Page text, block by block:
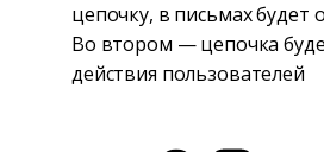
цепочку, в письмах
Во втором — цепочка
действия пользователей